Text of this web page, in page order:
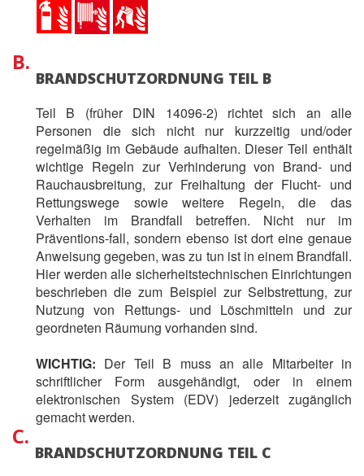
B.
BRANDSCHUTZORDNUNG TEIL B
Teil B (früher DIN 14096-2) richtet sich an alle
Personen die sich nicht nur kurzzeitig und/oder
regelmäßig im Gebäude aufhalten. Dieser Teil enthält
wichtige Regeln zur Verhinderung von Brand- und
Rauchausbreitung, zur Freihaltung der Flucht- und
Rettungswege sowie weitere Regeln, die das
Verhalten im Brandfall betreffen. Nicht nur im
Präventions-fall, sondern ebenso ist dort eine genaue
Anweisung gegeben, was zu tun ist in einem Brandfall.
Hier werden alle sicherheitstechnischen Einrichtungen
beschrieben die zum Beispiel zur Selbstrettung, zur
Nutzung von Rettungs- und Löschmitteln und zur
geordneten Räumung vorhanden sind.
WICHTIG: Der Teil B muss an alle Mitarbeiter in
schriftlicher Form ausgehändigt, oder in einem
elektronischen System (EDV) jederzeit zugänglich
gemacht werden.
C.
BRANDSCHUTZORDNUNG TEIL C